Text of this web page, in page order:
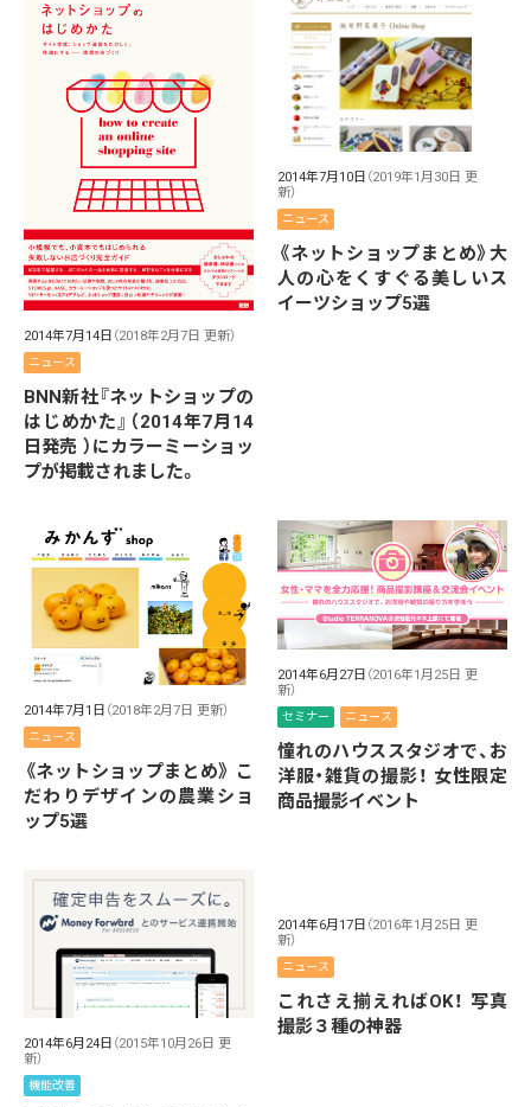
2014年7月14日 （2018年2月7日 更新）
ニュース
BNN新社『ネットショップの
はじめかた』（2014年7月14
日発売 ）にカラーミーショッ
プが掲載されました。
2014年7月10日 （2019年1月30日 更
新）
ニュース
《ネットショップまとめ》大
人の心をくすぐる美しいス
イーツショップ5選
2014年7月1日 （2018年2月7日 更新）
ニュース
《ネットショップまとめ》 こ
だわりデザインの農業ショ
ップ5選
2014年6月27日 （2016年1月25日 更
新）
セミナー ニュース
憧れのハウススタジオで、お
洋服・雑貨の撮影！ 女性限定
商品撮影イベント
2014年6月24日 （2015年10月26日 更
新）
機能改善
2014年6月17日 （2016年1月25日 更
新）
ニュース
これさえ揃えればOK！ 写真
撮影３種の神器